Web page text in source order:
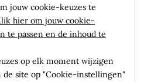
jouw cookie-keuzes te
hier om jouw cookie-
te passen en de inhoud te
op elk moment wijzigen
de site op "Cookie-instellingen"